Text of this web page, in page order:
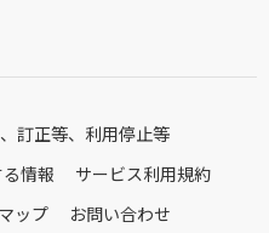
訂正等、利用停止等
情報
サービス利用規約
ップ お問い合わせ